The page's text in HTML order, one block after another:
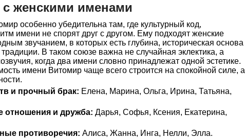
женскими именами
особенно убедительна там, где культурный код,
имени не спорят друг с другом. Ему подходят женские
звучанием, в которых есть глубина, историческая основа
В таком союзе важна не случайная эклектика, а
когда два имени словно принадлежат одной эстетике.
имени Витомир чаще всего строится на спокойной силе, а
и прочный брак: Елена, Марина, Ольга, Ирина, Татьяна,
отношения и дружба: Дарья, Софья, Ксения, Екатерина,
противоречия: Алиса, Жанна, Инга, Нелли, Элла.